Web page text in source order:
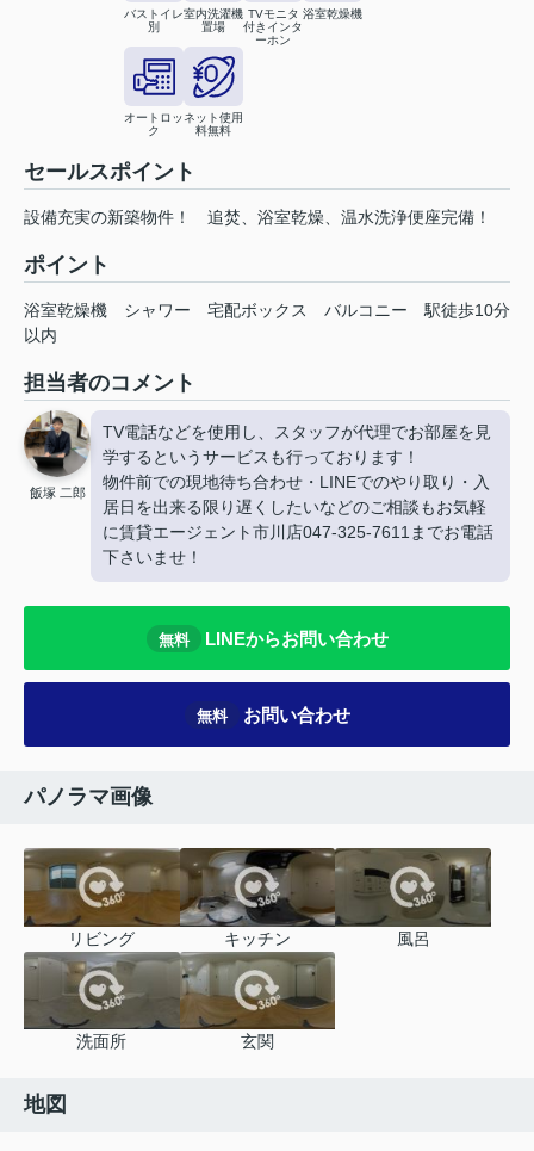
バストイレ
別
室内洗濯機
置場
TVモニタ
付きインタ
ーホン
浴室乾燥機
オートロッ
ク
ネット使用
料無料
セールスポイント
設備充実の新築物件！ 追焚、浴室乾燥、温水洗浄便座完備！
ポイント
浴室乾燥機 シャワー 宅配ボックス バルコニー
駅徒歩10分
以内
担当者のコメント
飯塚 二郎
TV電話などを使用し、スタッフが代理でお部屋を見
学するというサービスも行っております！
物件前での現地待ち合わせ・LINEでのやり取り・入
居日を出来る限り遅くしたいなどのご相談もお気軽
に賃貸エージェント市川店047-325-7611までお電話
下さいませ！
無料 LINEからお問い合わせ
無料 お問い合わせ
パノラマ画像
リビング キッチン 風呂
洗面所 玄関
地図